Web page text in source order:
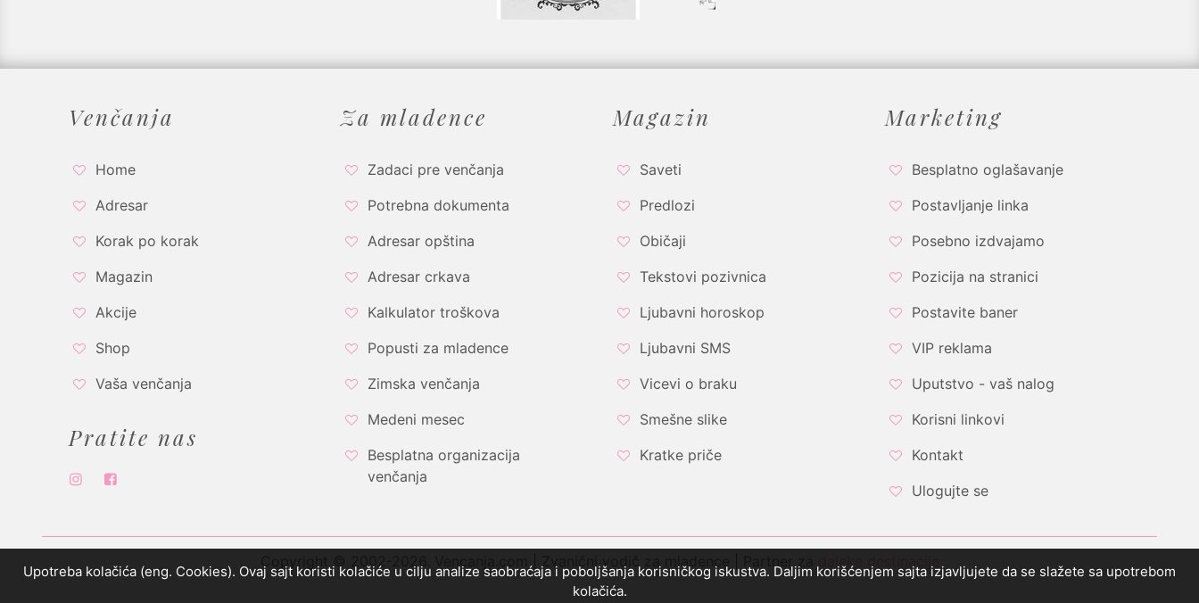
Venčanja
Home
Adresar
Korak po korak
Magazin
Akcije
Shop
Vaša venčanja
Pratite nas
Za mladence
Zadaci pre venčanja
Potrebna dokumenta
Adresar opština
Adresar crkava
Kalkulator troškova
Popusti za mladence
Zimska venčanja
Medeni mesec
Besplatna organizacija
venčanja
Magazin
Saveti
Predlozi
Običaji
Tekstovi pozivnica
Ljubavni horoskop
Ljubavni SMS
Vicevi o braku
Smešne slike
Kratke priče
Marketing
Besplatno oglašavanje
Postavljanje linka
Posebno izdvajamo
Pozicija na stranici
Postavite baner
VIP reklama
Uputstvo - vaš nalog
Korisni linkovi
Kontakt
Ulogujte se
Copyright © 2002-2026. Vencanja.com | Zvanični vodič za mladence | Partner za daleke destinacije
Upotreba kolačića (eng. Cookies). Ovaj sajt koristi kolačiće u cilju analize saobraćaja i poboljšanja korisničkog iskustva. Daljim korišćenjem sajta izjavljujete da se slažete sa upotrebom
kolačića.